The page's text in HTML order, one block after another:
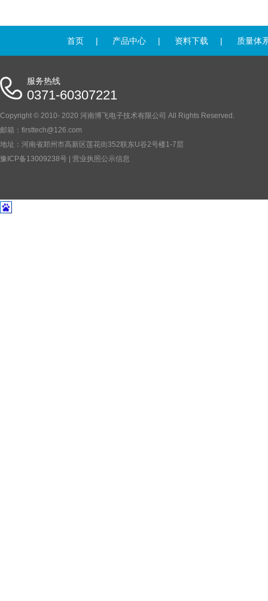
首页 | 产品中心 | 资料下载 | 质量体
服务热线
0371-60307221
Copyright © 2010- 2020 河南博飞电子技术有限公司 All Rights Reserved.
邮箱：firsttech@126.com
地址：河南省郑州市高新区莲花街352联东U谷2号楼1-7层
豫ICP备13009238号
营业执照公示信息